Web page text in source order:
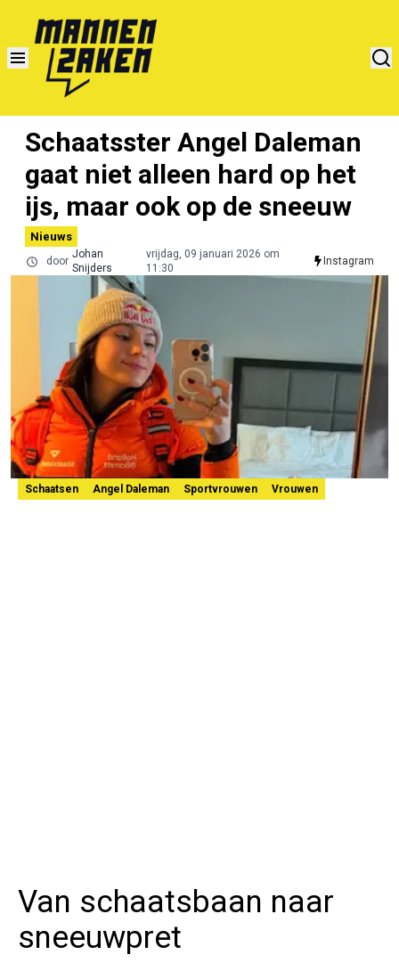
Schaatsster Angel Daleman
gaat niet alleen hard op het
ijs, maar ook op de sneeuw
Nieuws
door
Johan
Snijders
vrijdag, 09 januari 2026 om
11:30
Instagram
Schaatsen Angel Daleman Sportvrouwen Vrouwen
Van schaatsbaan naar
sneeuwpret